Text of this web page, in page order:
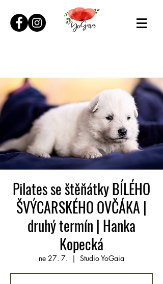
Pilates se štěňátky BÍLÉHO
ŠVÝCARSKÉHO OVČÁKA |
druhý termín | Hanka
Kopecká
ne 27. 7.
  |
Studio YoGaia